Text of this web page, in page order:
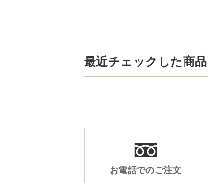
最近チェックした商品
お電話でのご注文